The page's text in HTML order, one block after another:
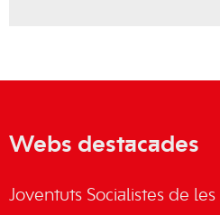
Webs destacades
Joventuts Socialistes de